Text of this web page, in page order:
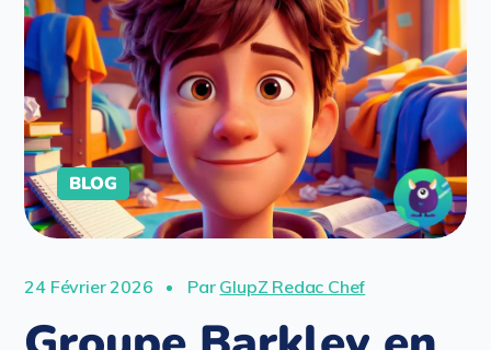
BLOG
24 Février 2026 Par GlupZ Redac Chef